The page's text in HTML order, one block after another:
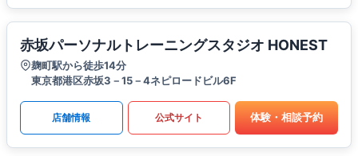
赤坂パーソナルトレーニングスタジオ HONEST
麹町駅から徒歩14分
東京都港区赤坂3－15－4ネピロードビル6F
店舗情報 公式サイト 体験・相談予約